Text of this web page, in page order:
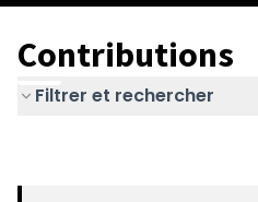
Contributions
Filtrer et rechercher